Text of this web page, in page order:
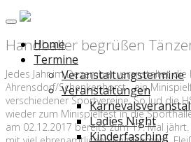
Home
Termine
Veranstaltungstermine
Veranstaltungen
Ladies Night
Kinderfasching
Handballer begrüßen
Jedes Jahr im Dezember veranstaltet die
Ahrensdorf/Schenkenhorst ein
verschiedener Sportvereine. So lud die
wieder zum Minispielfest in die
am 02.12.2017 bereits zum 17. Mal